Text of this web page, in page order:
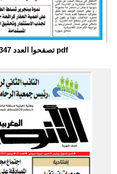
تصفحوا العدد 347 من جريدة حقائق جهوية الورقية pdf